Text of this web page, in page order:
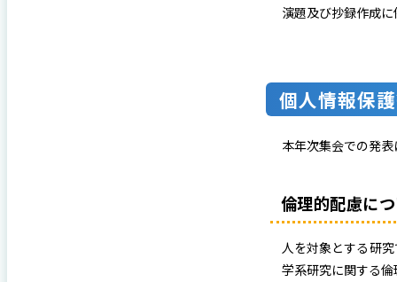
演題及び抄録作成
個⼈情報保
本年次集会での発
倫理的配慮に
⼈を対象とする研
学系研究に関する